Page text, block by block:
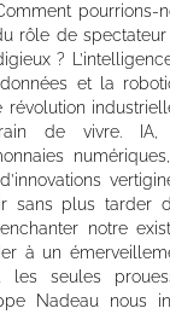
pourrions-
rôle de
?
et la
révolution
de vivre. IA,
sans plus tarder
notre
à un
les seules
Nadeau nous